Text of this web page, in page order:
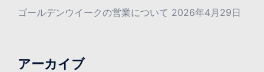
ゴールデンウイークの営業について 2026年4月29日
アーカイブ